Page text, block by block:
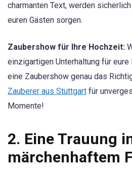
charmanten Text, werden
euren Gästen sorgen.
Zaubershow für Ihre Hochzeit:
einzigartigen Unterhaltung für
eine Zaubershow genau das
Zauberer aus Stuttgart für
Momente!
2. Eine Trauung
märchenhaftem